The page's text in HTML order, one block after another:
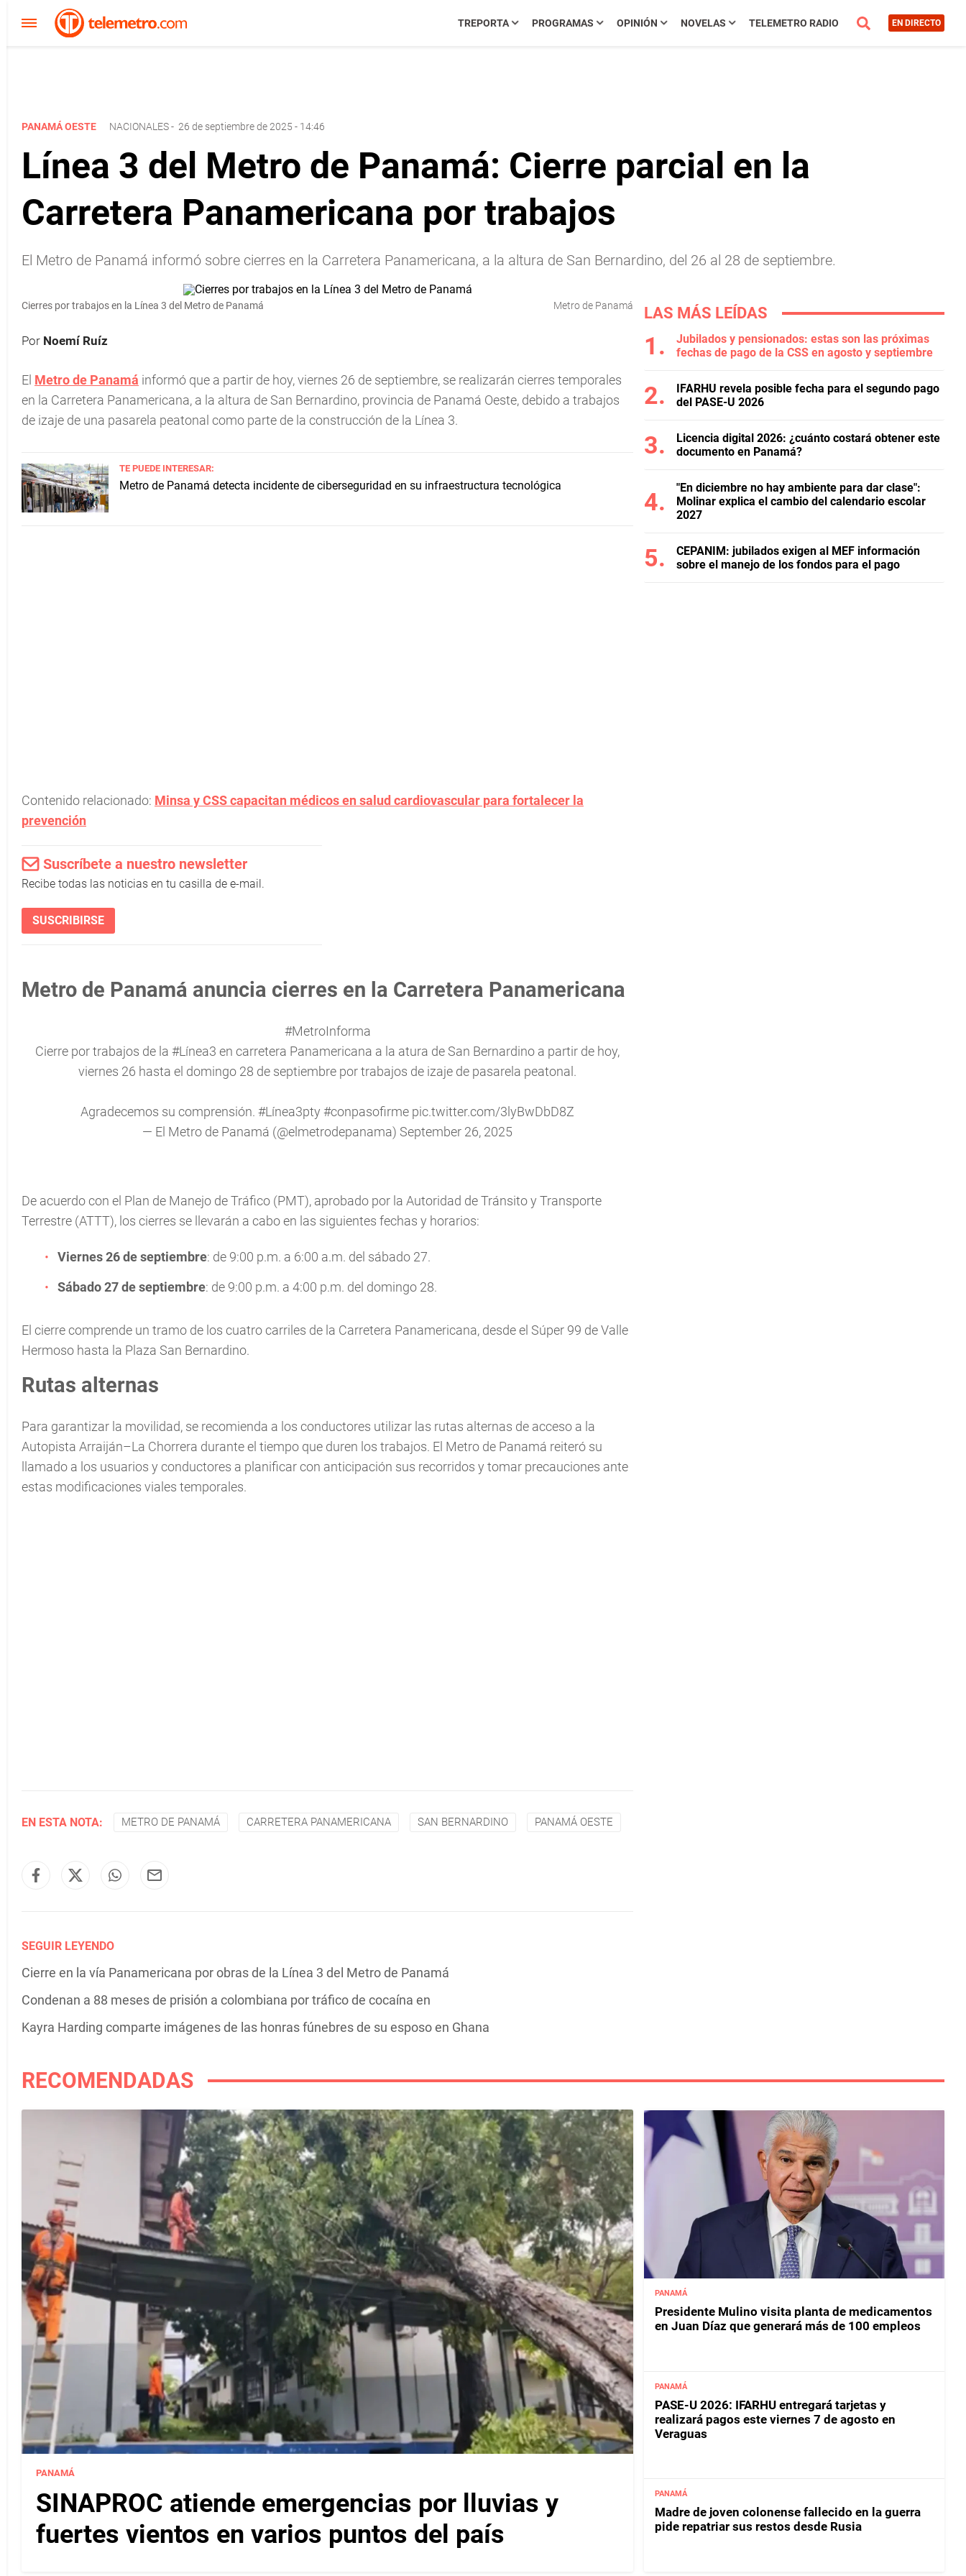
TREPORTA PROGRAMAS OPINIÓN NOVELAS TELEMETRO RADIO EN DIRECTO
PANAMÁ OESTE NACIONALES- 26 de septiembre de 2025 - 14:46
Línea 3 del Metro de Panamá: Cierre parcial en la
Carretera Panamericana por trabajos
El Metro de Panamá informó sobre cierres en la Carretera Panamericana, a la altura de San Bernardino, del 26 al 28 de septiembre.
Cierres por trabajos en la Línea 3 del Metro de Panamá Metro de Panamá
Por Noemí Ruíz
El Metro de Panamá informó que a partir de hoy, viernes 26 de septiembre, se realizarán cierres temporales
en la Carretera Panamericana, a la altura de San Bernardino, provincia de Panamá Oeste, debido a trabajos
de izaje de una pasarela peatonal como parte de la construcción de la Línea 3.
TE PUEDE INTERESAR:
Metro de Panamá detecta incidente de ciberseguridad en su infraestructura tecnológica
Contenido relacionado: Minsa y CSS capacitan médicos en salud cardiovascular para fortalecer la
prevención
Suscríbete a nuestro newsletter
Recibe todas las noticias en tu casilla de e-mail.
SUSCRIBIRSE
Metro de Panamá anuncia cierres en la Carretera Panamericana
#MetroInforma
Cierre por trabajos de la #Línea3 en carretera Panamericana a la atura de San Bernardino a partir de hoy,
viernes 26 hasta el domingo 28 de septiembre por trabajos de izaje de pasarela peatonal.
Agradecemos su comprensión. #Línea3pty #conpasofirme pic.twitter.com/3lyBwDbD8Z
— El Metro de Panamá (@elmetrodepanama) September 26, 2025
De acuerdo con el Plan de Manejo de Tráfico (PMT), aprobado por la Autoridad de Tránsito y Transporte
Terrestre (ATTT), los cierres se llevarán a cabo en las siguientes fechas y horarios:
Viernes 26 de septiembre: de 9:00 p.m. a 6:00 a.m. del sábado 27.
Sábado 27 de septiembre: de 9:00 p.m. a 4:00 p.m. del domingo 28.
El cierre comprende un tramo de los cuatro carriles de la Carretera Panamericana, desde el Súper 99 de Valle
Hermoso hasta la Plaza San Bernardino.
Rutas alternas
Para garantizar la movilidad, se recomienda a los conductores utilizar las rutas alternas de acceso a la
Autopista Arraiján–La Chorrera durante el tiempo que duren los trabajos. El Metro de Panamá reiteró su
llamado a los usuarios y conductores a planificar con anticipación sus recorridos y tomar precauciones ante
estas modificaciones viales temporales.
EN ESTA NOTA: METRO DE PANAMÁ CARRETERA PANAMERICANA SAN BERNARDINO PANAMÁ OESTE
SEGUIR LEYENDO
Cierre en la vía Panamericana por obras de la Línea 3 del Metro de Panamá
Condenan a 88 meses de prisión a colombiana por tráfico de cocaína en
Kayra Harding comparte imágenes de las honras fúnebres de su esposo en Ghana
LAS MÁS LEÍDAS
Jubilados y pensionados: estas son las próximas
fechas de pago de la CSS en agosto y septiembre
IFARHU revela posible fecha para el segundo pago
del PASE-U 2026
Licencia digital 2026: ¿cuánto costará obtener este
documento en Panamá?
"En diciembre no hay ambiente para dar clase":
Molinar explica el cambio del calendario escolar
2027
CEPANIM: jubilados exigen al MEF información
sobre el manejo de los fondos para el pago
RECOMENDADAS
PANAMÁ
SINAPROC atiende emergencias por lluvias y
fuertes vientos en varios puntos del país
PANAMÁ
Presidente Mulino visita planta de medicamentos
en Juan Díaz que generará más de 100 empleos
PANAMÁ
PASE-U 2026: IFARHU entregará tarjetas y
realizará pagos este viernes 7 de agosto en
Veraguas
PANAMÁ
Madre de joven colonense fallecido en la guerra
pide repatriar sus restos desde Rusia